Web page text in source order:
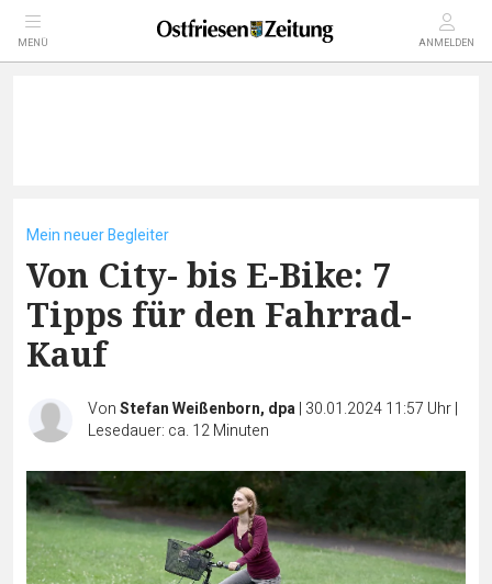
MENÜ ANMELDEN
Mein neuer Begleiter
Von City- bis E-Bike: 7
Tipps für den Fahrrad-
Kauf
VonStefan Weißenborn, dpa| 30.01.2024 11:57 Uhr|
Lesedauer: ca. 12 Minuten